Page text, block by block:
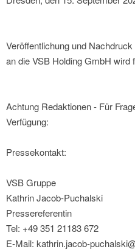
Veröffentlichung und
an die VSB Holding GmbH wird
Achtung Redaktionen - Für
Verfügung:
Pressekontakt:
VSB Gruppe
Kathrin Jacob-Puchalski
Pressereferentin
Tel: +49 351 21183 672
E-Mail: kathrin.jacob-